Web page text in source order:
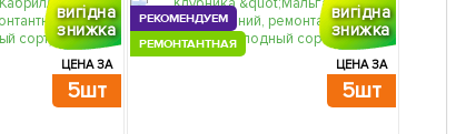
вигідна
знижка
ЦЕНА ЗА
5шт
вигідна
знижка
ЦЕНА ЗА
5шт
РЕКОМЕНДУЕМ
РЕМОНТАНТНАЯ